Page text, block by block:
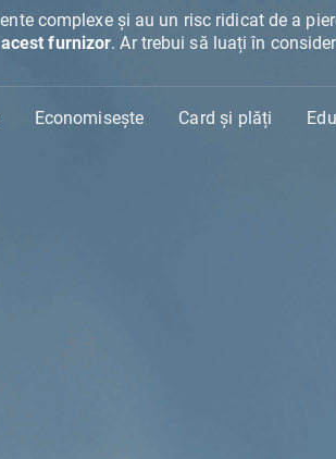
complexe și au un risc ridicat de a
furnizor. Ar trebui să luați în
Economisește Card și plăți